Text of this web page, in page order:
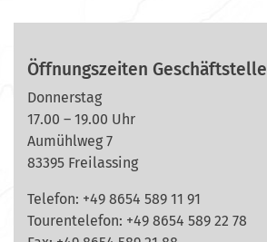
Öffnungszeiten Geschäftstelle
Donnerstag
17.00 – 19.00 Uhr
Aumühlweg 7
83395 Freilassing
Telefon: +49 8654 589 11 91
Tourentelefon: +49 8654 589 22 78